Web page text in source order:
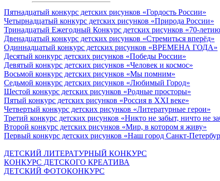
Пятнадцатый конкурс детских рисунков «Гордость России»
Четырнадцатый конкурс детских рисунков «Природа России»
Тринадцатый Ежегодный Конкурс детских рисунков «70-
Двенадцатый конкурс детских рисунков «Стремиться вперёд»
Одиннадцатый конкурс детских рисунков «ВРЕМЕНА ГОДА»
Десятый конкурс детских рисунков «Победы России»
Девятый конкурс детских рисунков «Человек и космос»
Восьмой конкурс детских рисунков «Мы помним»
Седьмой конкурс детских рисунков «Любимый Город»
Шестой конкурс детских рисунков «Родные просторы»
Пятый конкурс детских рисунков «Россия в XXI веке»
Четвертый конкурс детских рисунков «Литературные герои»
Третий конкурс детских рисунков «Никто не забыт, ничто не
Второй конкурс детских рисунков «Мир, в котором я живу»
Первый конкурс детских рисунков «Наш город Санкт-
ДЕТСКИЙ ЛИТЕРАТУРНЫЙ КОНКУРС
КОНКУРС ДЕТСКОГО КРЕАТИВА
ДЕТСКИЙ ФОТОКОНКУРС